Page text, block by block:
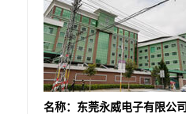
名称：东莞永威电子有限公司